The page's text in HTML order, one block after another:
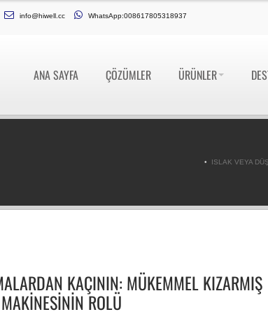
info@hiwell.cc WhatsApp:008617805318937
ANA SAYFA ÇÖZÜMLER ÜRÜNLER
ISLAK VEYA
KAÇININ: MÜKEMMEL KIZARMIŞ
ROLÜ